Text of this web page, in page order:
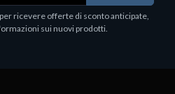
ricevere offerte di sconto anticipate,
sui nuovi prodotti.